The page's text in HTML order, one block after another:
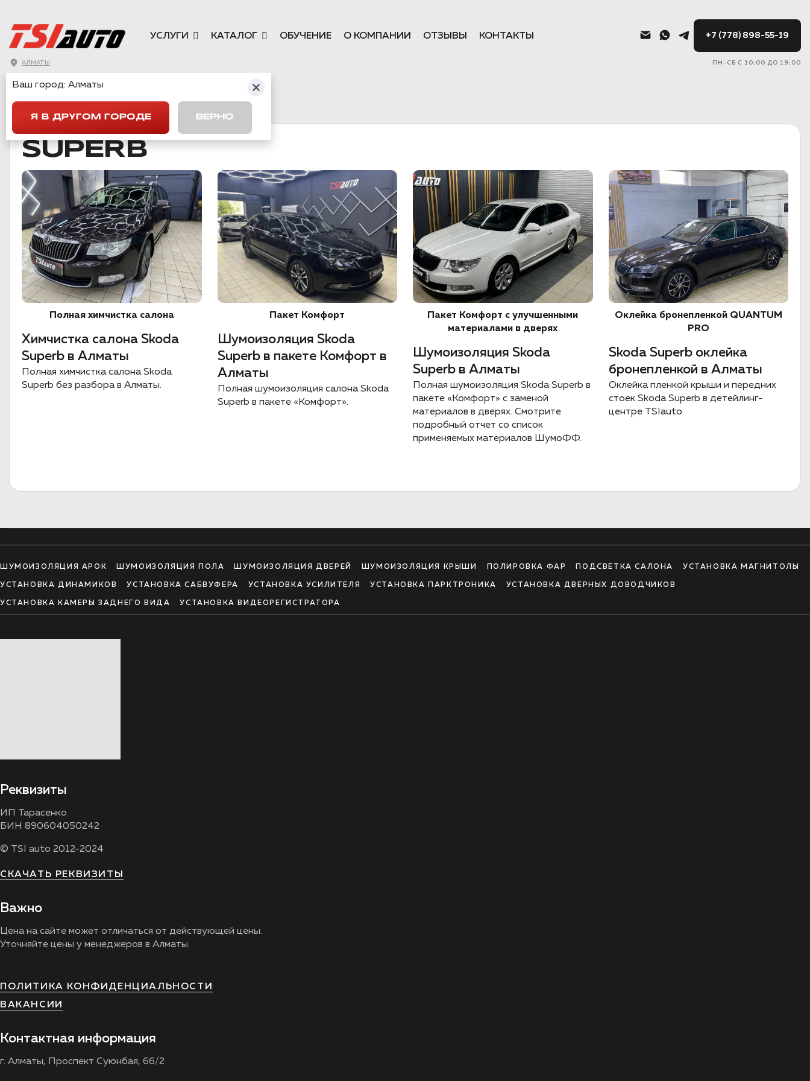
АЛМАТЫ
УСЛУГИ КАТАЛОГ ОБУЧЕНИЕ О КОМПАНИИ ОТЗЫВЫ КОНТАКТЫ +7 (778) 898-55-19
ПН-СБ С 10:00 ДО 19:00
ГЛАВНАЯ → SKODA →
SUPERB
Полная химчистка салона
Химчистка салона Skoda
Superb в Алматы
Полная химчистка салона Skoda
Superb без разбора в Алматы.
Пакет Комфорт
Шумоизоляция Skoda
Superb в пакете Комфорт в
Алматы
Полная шумоизоляция салона Skoda
Superb в пакете «Комфорт».
Пакет Комфорт с улучшенными
материалами в дверях
Шумоизоляция Skoda
Superb в Алматы
Полная шумоизоляция Skoda Superb в
пакете «Комфорт» с заменой
материалов в дверях. Смотрите
подробный отчет со список
применяемых материалов ШумоФФ.
Оклейка бронепленкой QUANTUM
PRO
Skoda Superb оклейка
бронепленкой в Алматы
Оклейка пленкой крыши и передних
стоек Skoda Superb в детейлинг-
центре TSIauto.
ШУМОИЗОЛЯЦИЯ АРОК ШУМОИЗОЛЯЦИЯ ПОЛА ШУМОИЗОЛЯЦИЯ ДВЕРЕЙ ШУМОИЗОЛЯЦИЯ КРЫШИ ПОЛИРОВКА ФАР ПОДСВЕТКА САЛОНА УСТАНОВКА МАГНИТОЛЫ
УСТАНОВКА ДИНАМИКОВ УСТАНОВКА САБВУФЕРА УСТАНОВКА УСИЛИТЕЛЯ УСТАНОВКА ПАРКТРОНИКА УСТАНОВКА ДВЕРНЫХ ДОВОДЧИКОВ
УСТАНОВКА КАМЕРЫ ЗАДНЕГО ВИДА УСТАНОВКА ВИДЕОРЕГИСТРАТОРА
Реквизиты
ИП Тарасенко
БИН 890604050242
© TSI auto 2012-2024
СКАЧАТЬ РЕКВИЗИТЫ
Важно
Цена на сайте может отличаться от действующей цены.
Уточняйте цены у менеджеров в Алматы.
ПОЛИТИКА КОНФИДЕНЦИАЛЬНОСТИ
ВАКАНСИИ
Контактная информация
г. Алматы, Проспект Суюнбая, 66/2
Ваш город: Алматы
Я В ДРУГОМ ГОРОДЕ ВЕРНО